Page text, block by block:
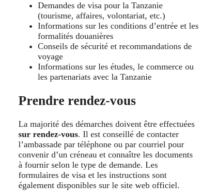
Demandes de visa pour la Tanzanie
(tourisme, affaires, volontariat, etc.)
Informations sur les conditions d’entrée et les
formalités douanières
Conseils de sécurité et recommandations de
voyage
Informations sur les études, le commerce ou
les partenariats avec la Tanzanie
Prendre rendez-vous
La majorité des démarches doivent être effectuées
sur rendez-vous. Il est conseillé de contacter
l’ambassade par téléphone ou par courriel pour
convenir d’un créneau et connaître les documents
à fournir selon le type de demande. Les
formulaires de visa et les instructions sont
également disponibles sur le site web officiel.